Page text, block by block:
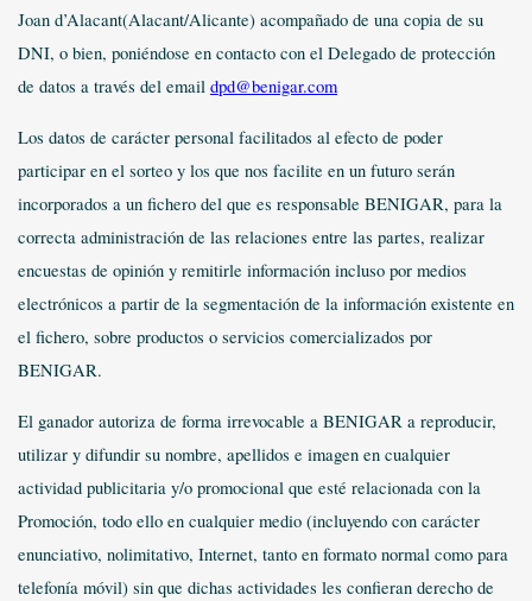
Joan d’Alacant(Alacant/Alicante) acompañado de una copia de su
DNI, o bien, poniéndose en contacto con el Delegado de protección
de datos a través del email dpd@benigar.com
Los datos de carácter personal facilitados al efecto de poder
participar en el sorteo y los que nos facilite en un futuro serán
incorporados a un fichero del que es responsable BENIGAR, para la
correcta administración de las relaciones entre las partes, realizar
encuestas de opinión y remitirle información incluso por medios
electrónicos a partir de la segmentación de la información existente en
el fichero, sobre productos o servicios comercializados por
BENIGAR.
El ganador autoriza de forma irrevocable a BENIGAR a reproducir,
utilizar y difundir su nombre, apellidos e imagen en cualquier
actividad publicitaria y/o promocional que esté relacionada con la
Promoción, todo ello en cualquier medio (incluyendo con carácter
enunciativo, nolimitativo, Internet, tanto en formato normal como para
telefonía móvil) sin que dichas actividades les confieran derecho de